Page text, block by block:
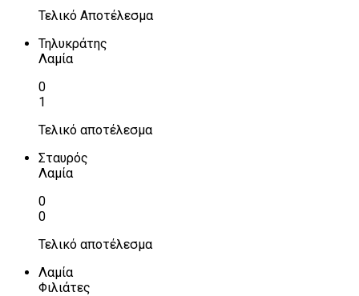
Τελικό Αποτέλεσμα
Τηλυκράτης
Λαμία
0
1
Τελικό αποτέλεσμα
Σταυρός
Λαμία
0
0
Τελικό αποτέλεσμα
Λαμία
Φιλιάτες